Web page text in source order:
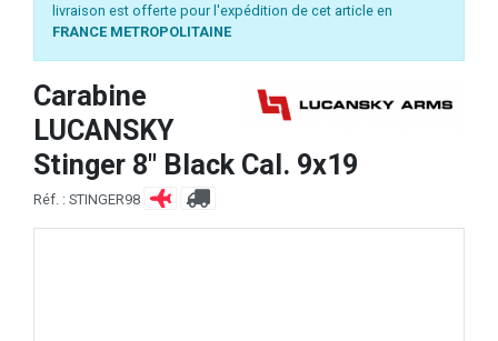
livraison est offerte pour l'expédition de cet article en
FRANCE METROPOLITAINE
Carabine
LUCANSKY
Stinger 8" Black Cal. 9x19
Réf. : STINGER98